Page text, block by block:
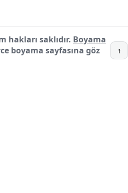
hakları saklıdır. Boyama
boyama sayfasına göz
↑